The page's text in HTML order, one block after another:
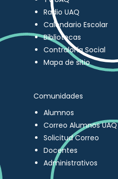
Radio UAQ
Calendario Escolar
Bibliotecas
Contraloría Social
Mapa de sitio
Comunidades
Alumnos
Correo Alumnos UAQ
Solicitud Correo
Docentes
Administrativos